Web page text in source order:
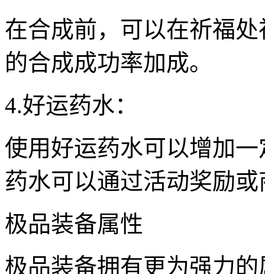
在合成前，可以在祈福
的合成成功率加成。
4.好运药水：
使用好运药水可以增加
药水可以通过活动奖励
极品装备属性
极品装备拥有更为强力